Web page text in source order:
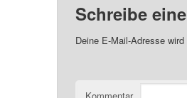
Schreibe
Deine E-Mail-Adresse
Kommentar